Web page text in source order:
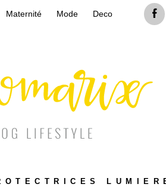
Maternité Mode Deco